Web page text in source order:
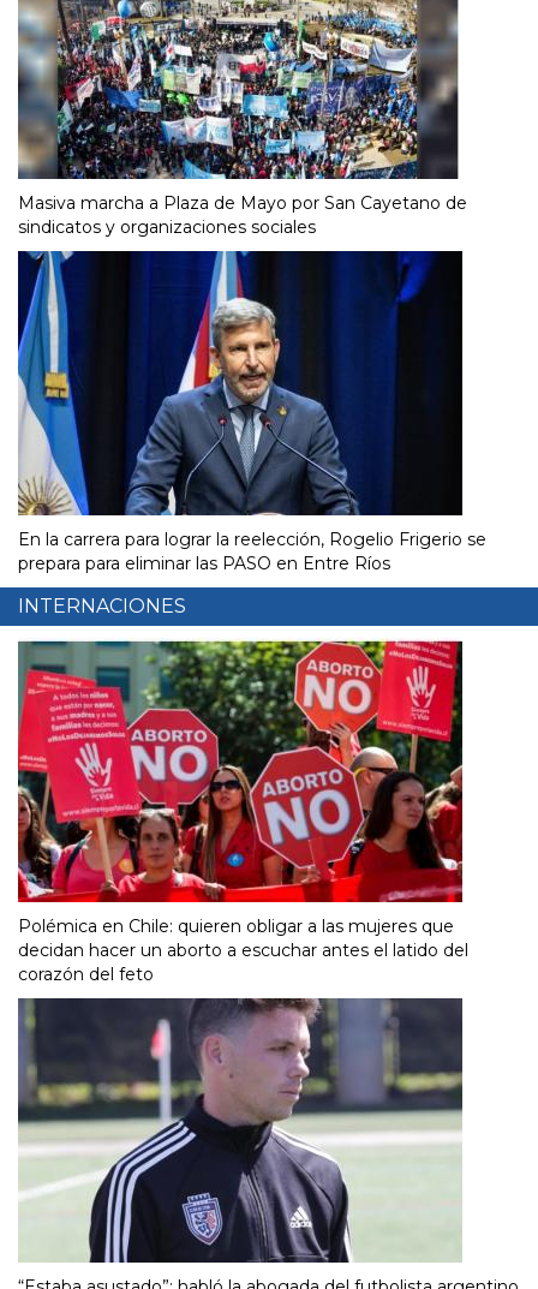
Masiva marcha a Plaza de Mayo por San Cayetano de
sindicatos y organizaciones sociales
En la carrera para lograr la reelección, Rogelio Frigerio se
prepara para eliminar las PASO en Entre Ríos
INTERNACIONES
Polémica en Chile: quieren obligar a las mujeres que
decidan hacer un aborto a escuchar antes el latido del
corazón del feto